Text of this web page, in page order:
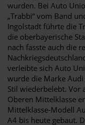
wurden. Bei Auto
„Trabbi“ vom Band
Ingolstadt führte die
die oberbayerische
nach fasste auch die
verleibte sich Auto
wurde die Marke
Stil wiederbelebt. Vor
Oberen Mittelklasse
Mittelklasse-Modell
A4 bis heute gebaut.